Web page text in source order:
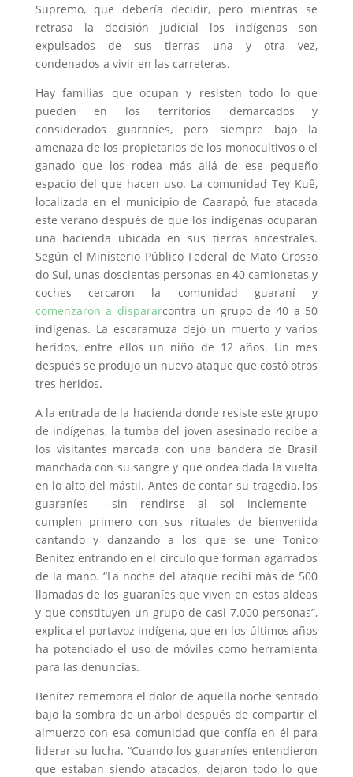
Supremo, que debería decidir, pero mientras se
retrasa la decisión judicial los indígenas son
expulsados de sus tierras una y otra vez,
condenados a vivir en las carreteras.
Hay familias que ocupan y resisten todo lo que
pueden en los territorios demarcados y
considerados guaraníes, pero siempre bajo la
amenaza de los propietarios de los monocultivos o el
ganado que los rodea más allá de ese pequeño
espacio del que hacen uso. La comunidad Tey Kuê,
localizada en el municipio de Caarapó, fue atacada
este verano después de que los indígenas ocuparan
una hacienda ubicada en sus tierras ancestrales.
Según el Ministerio Público Federal de Mato Grosso
do Sul, unas doscientas personas en 40 camionetas y
coches cercaron la comunidad guaraní y
comenzaron a dispararcontra un grupo de 40 a 50
indígenas. La escaramuza dejó un muerto y varios
heridos, entre ellos un niño de 12 años. Un mes
después se produjo un nuevo ataque que costó otros
tres heridos.
A la entrada de la hacienda donde resiste este grupo
de indígenas, la tumba del joven asesinado recibe a
los visitantes marcada con una bandera de Brasil
manchada con su sangre y que ondea dada la vuelta
en lo alto del mástil. Antes de contar su tragedia, los
guaraníes —sin rendirse al sol inclemente—
cumplen primero con sus rituales de bienvenida
cantando y danzando a los que se une Tonico
Benítez entrando en el círculo que forman agarrados
de la mano. “La noche del ataque recibí más de 500
llamadas de los guaraníes que viven en estas aldeas
y que constituyen un grupo de casi 7.000 personas”,
explica el portavoz indígena, que en los últimos años
ha potenciado el uso de móviles como herramienta
para las denuncias.
Benítez rememora el dolor de aquella noche sentado
bajo la sombra de un árbol después de compartir el
almuerzo con esa comunidad que confía en él para
liderar su lucha. “Cuando los guaraníes entendieron
que estaban siendo atacados, dejaron todo lo que